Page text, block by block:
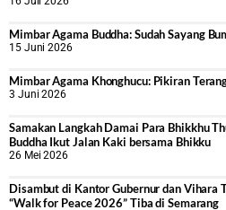
Mimbar Agama Buddha: Sudah Sayang
15 Juni 2026
Mimbar Agama Khonghucu: Pikiran
3 Juni 2026
Samakan Langkah Damai Para Bhikkhu
Buddha Ikut Jalan Kaki bersama Bhikku
26 Mei 2026
Disambut di Kantor Gubernur dan Vihara
“Walk for Peace 2026” Tiba di Semarang